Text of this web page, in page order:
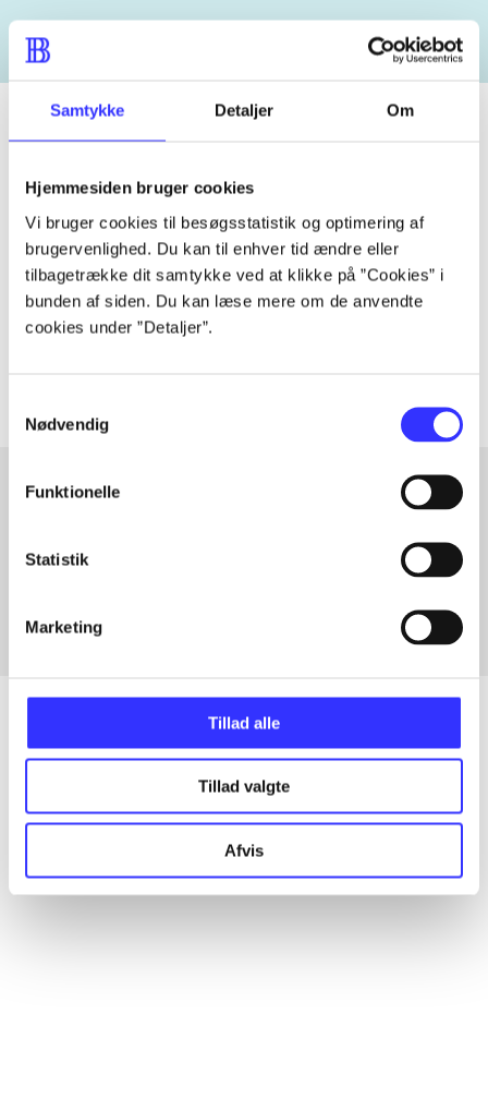
Samtykke Detaljer Om
Hjemmesiden bruger cookies
Vi bruger cookies til besøgsstatistik og optimering af
brugervenlighed. Du kan til enhver tid ændre eller
tilbagetrække dit samtykke ved at klikke på ”Cookies” i
bunden af siden. Du kan læse mere om de anvendte
cookies under ”Detaljer”.
Nødvendig
Funktionelle
Statistik
Marketing
Tillad alle
Tillad valgte
Afvis
Tidsskrift
Artiklen er en del af
lorem ipsum dolor sit amet ...
Tidsskrift
Fra
Alle registrerede artikler fordelt på udgivelser
...